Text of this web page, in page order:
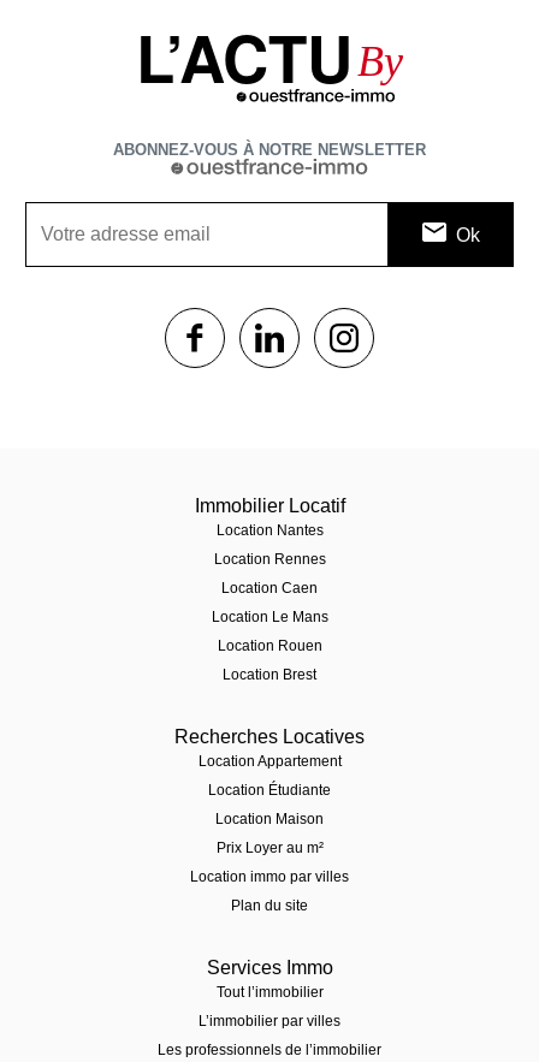
L’ACTU By
ABONNEZ-VOUS À NOTRE NEWSLETTER
1$s 1$s
Immobilier Locatif
Location Nantes
Location Rennes
Location Caen
Location Le Mans
Location Rouen
Location Brest
Recherches Locatives
Location Appartement
Location Étudiante
Location Maison
Prix Loyer au m²
Location immo par villes
Plan du site
Services Immo
Tout l’immobilier
L’immobilier par villes
Les professionnels de l’immobilier